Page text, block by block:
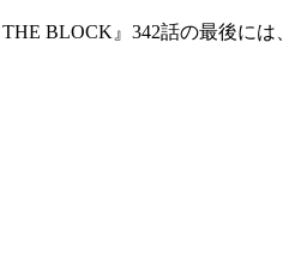
BLOCK』342話の最後に